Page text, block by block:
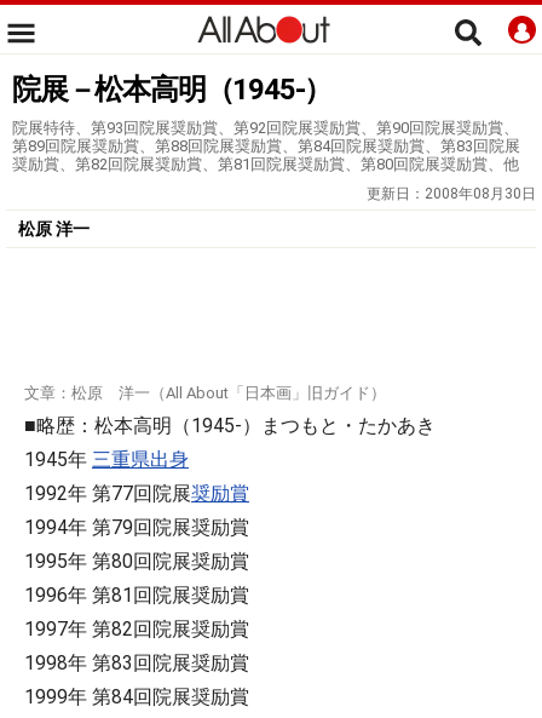
院展－松本高明（1945-）
院展特待、第93回院展奨励賞、第92回院展奨励賞、第90回院展奨励賞、
第89回院展奨励賞、第88回院展奨励賞、第84回院展奨励賞、第83回院展
奨励賞、第82回院展奨励賞、第81回院展奨励賞、第80回院展奨励賞、他
更新日： 2008年08月30日
松原 洋一
文章：松原 洋一（All About「日本画」旧ガイド）
■略歴：松本高明（1945-）まつもと・たかあき
1945年 三重県出身
1992年 第77回院展奨励賞
1994年 第79回院展奨励賞
1995年 第80回院展奨励賞
1996年 第81回院展奨励賞
1997年 第82回院展奨励賞
1998年 第83回院展奨励賞
1999年 第84回院展奨励賞